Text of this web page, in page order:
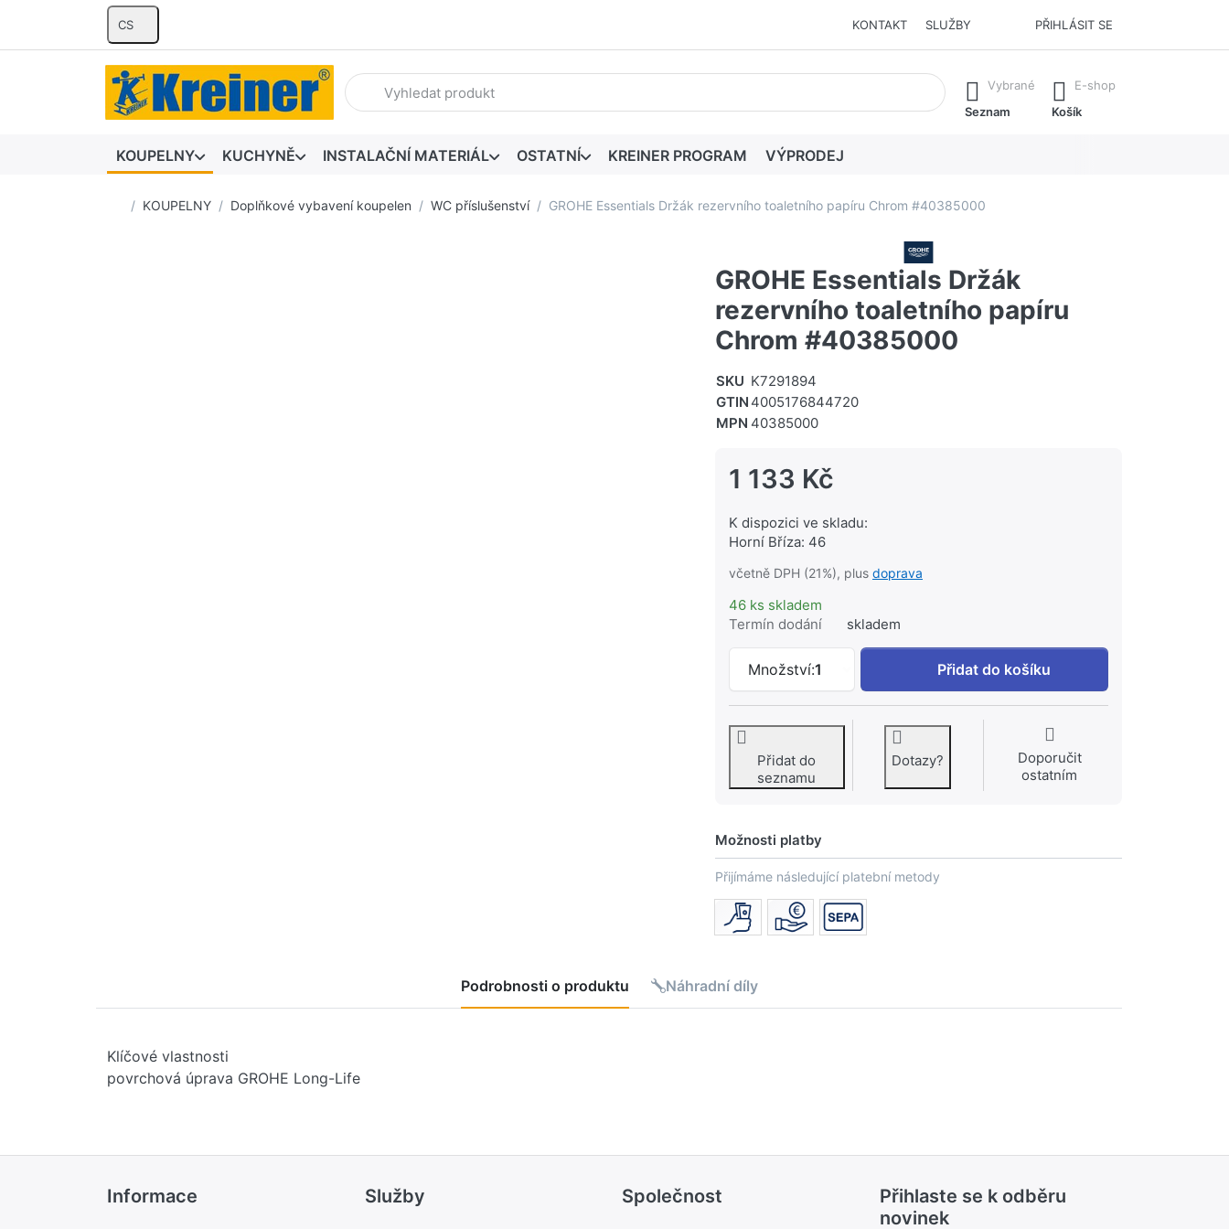
CS KONTAKT SLUŽBY PŘIHLÁSIT SE
Zadejte hledaný výraz. První výsledky se zobrazí automaticky při zadávání. Stisknutím klávesy Enter vyvoláte všechny výsledky.
Vybrané
Seznam
E-shop
Košík
KOUPELNY KUCHYNĚ INSTALAČNÍ MATERIÁL OSTATNÍ KREINER PROGRAM VÝPRODEJ
Domovská stránka
KOUPELNY Doplňkové vybavení koupelen WC příslušenství GROHE Essentials Držák rezervního toaletního papíru Chrom #40385000
GROHE Essentials Držák
rezervního toaletního papíru
Chrom #40385000
SKU K7291894
GTIN 4005176844720
MPN 40385000
1 133 Kč
K dispozici ve skladu:
Horní Bříza: 46
včetně DPH (21%), plus doprava
46 ks skladem
Termín dodání
skladem
Množství:1
GROHE Essentials Držák rezervního toaletního papíru
Přidat do košíku
Přidat do
seznamu
Dotazy?
Doporučit
ostatním
Možnosti platby
Přijímáme následující platební metody
Podrobnosti o produktu Náhradní díly
Klíčové vlastnosti
povrchová úprava GROHE Long-Life
Informace Služby Společnost
Přihlaste se k odběru
novinek